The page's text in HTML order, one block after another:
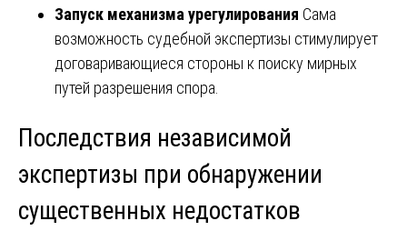
Запуск механизма урегулирования Сама
возможность судебной экспертизы стимулирует
договаривающиеся стороны к поиску мирных
путей разрешения спора.
Последствия независимой
экспертизы при обнаружении
существенных недостатков